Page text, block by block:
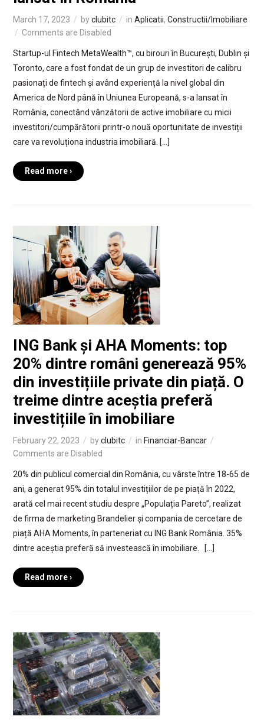
March 17, 2023 byclubitc in Aplicatii, Constructii/Imobiliare
Comments are Disabled
Startup-ul Fintech MetaWealth™, cu birouri în București, Dublin și
Toronto, care a fost fondat de un grup de investitori de calibru
pasionați de fintech și având experiență la nivel global din
America de Nord până în Uniunea Europeană, s-a lansat în
România, conectând vânzătorii de active imobiliare cu micii
investitori/cumpărătorii printr-o nouă oportunitate de investiții
care va revoluționa industria imobiliară. […]
Read more ›
ING Bank și AHA Moments: top
20% dintre români generează 95%
din investițiile private din piață. O
treime dintre aceștia preferă
investițiile în imobiliare
February 22, 2023 byclubitc in Financiar-Bancar
Comments are Disabled
20% din publicul comercial din România, cu vârste între 18-65 de
ani, a generat 95% din totalul investițiilor de pe piață în 2022,
arată cel mai recent studiu despre „Populația Pareto”, realizat
de firma de marketing Brandelier și compania de cercetare de
piață AHA Moments, în parteneriat cu ING Bank România. 35%
dintre aceștia preferă să investească în imobiliare. […]
Read more ›